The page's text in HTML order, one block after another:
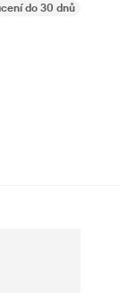
do 30 dnů